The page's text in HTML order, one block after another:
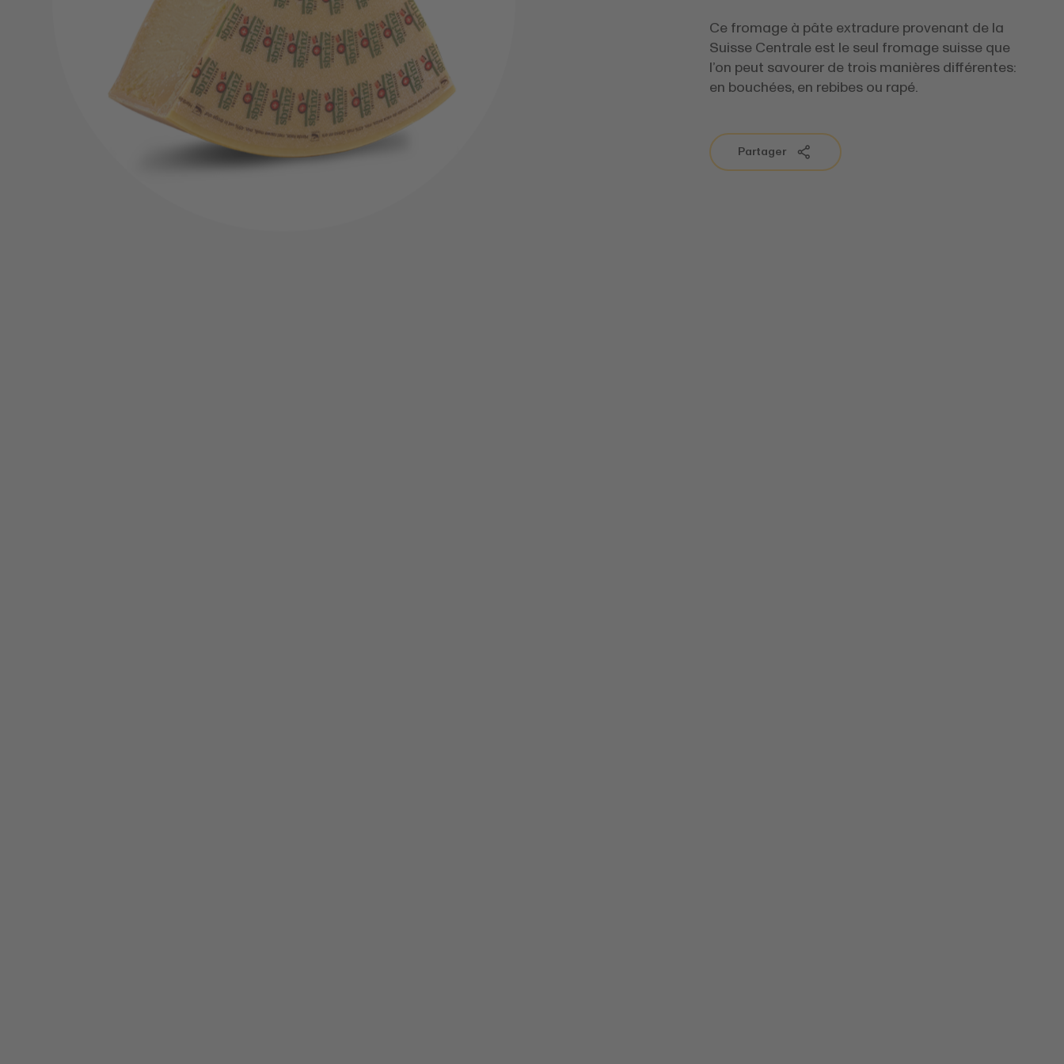
Ce fromage à pâte extradure provenant de la
Suisse Centrale est le seul fromage suisse que
l’on peut savourer de trois manières différentes:
en bouchées, en rebibes ou rapé.
Partager